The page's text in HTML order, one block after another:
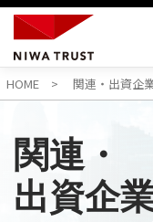
HOME 関連・出資企
関連・
出資企